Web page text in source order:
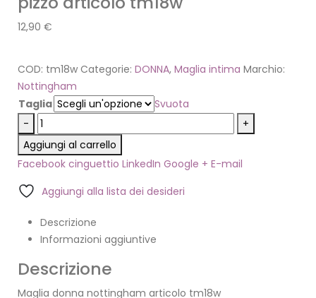
12,90 €
COD: tm18w Categorie: DONNA, Maglia intima Marchio:
Nottingham
Taglia
Svuota
-
+
Aggiungi al carrello
Facebook cinguettio LinkedIn Google + E-mail
Aggiungi alla lista dei desideri
Descrizione
Informazioni aggiuntive
Descrizione
Maglia donna nottingham articolo tm18w